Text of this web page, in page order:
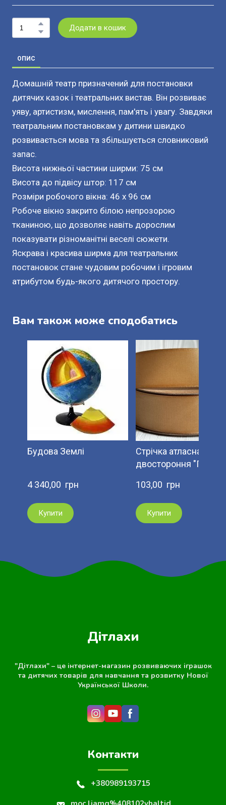
Додати в кошик
ОПИС
Домашній театр призначений для постановки
дитячих казок і театральних вистав. Він розвиває
уяву, артистизм, мислення, пам'ять і увагу. Завдяки
театральним постановкам у дитини швидко
розвивається мова та збільшується словниковий
запас.
Висота нижньої частини ширми: 75 см
Висота до підвісу штор: 117 см
Розміри робочого вікна: 46 x 96 см
Робоче вікно закрито білою непрозорою
тканиною, що дозволяє навіть дорослим
показувати різноманітні веселі сюжети.
Яскрава і красива ширма для театральних
постановок стане чудовим робочим і ігровим
атрибутом будь-якого дитячого простору.
Вам також може сподобатись
Будова Землі
4 340,00  грн
Купити
Стрічка атласна
двостороння
103,00  грн
Купити
Дітлахи
"Дітлахи" – це інтернет-магазин розвиваючих іграшок
та дитячих товарів для навчання та розвитку Нової
Української Школи.
Контакти
+380989193715